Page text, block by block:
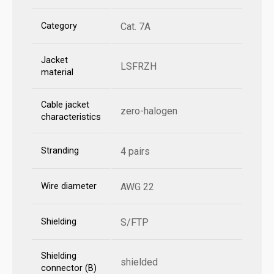
Category Cat. 7A
Jacket
material
LSFRZH
Cable jacket
characteristics
zero-halogen
Stranding 4 pairs
Wire diameter AWG 22
Shielding S/FTP
Shielding
connector (B)
shielded